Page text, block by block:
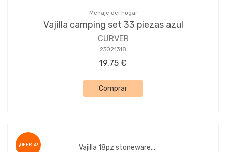
Menaje del hogar
Vajilla camping set 33 piezas azul
CURVER
23021318
19,75 €
Comprar
¡OFERTA!